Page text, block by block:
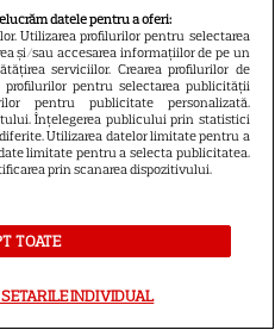
ROMÂNEŞTI
primul mesaj după
fiicei la liceu:
frate!”. Unde pleacă
a început filmările
Ce pregătește la
datele pentru a oferi:
Utilizarea profilurilor pentru selectarea
și/sau accesarea informațiilor de pe un
serviciilor. Crearea profilurilor de
pentru selectarea publicității
pentru publicitate personalizată.
Înțelegerea publicului prin statistici
Utilizarea datelor limitate pentru a
limitate pentru a selecta publicitatea.
prin scanarea dispozitivului.
TOATE
INDIVIDUAL